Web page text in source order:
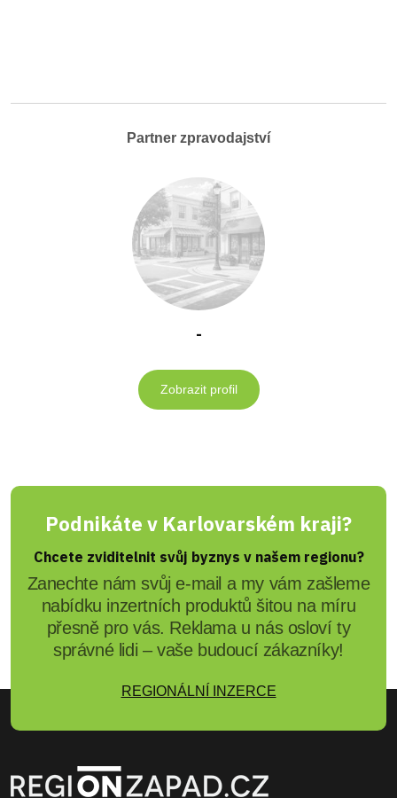
Partner zpravodajství
-
Zobrazit profil
Podnikáte v Karlovarském kraji?
Chcete zviditelnit svůj byznys v našem regionu?
Zanechte nám svůj e-mail a my vám zašleme
nabídku inzertních produktů šitou na míru
přesně pro vás. Reklama u nás osloví ty
správné lidi – vaše budoucí zákazníky!
REGIONÁLNÍ INZERCE